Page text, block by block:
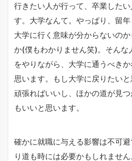
行きたい人が行って、卒業した
す。大学なんて。やっぱり、留
大学に行く意味が分からないの
か(僕もわかりません笑)。そんな
をやりながら、大学に通うべき
思います。もし大学に戻りたい
頑張ればいいし、ほかの道が見
もいいと思います。
確かに就職に与える影響は不可
り道も時には必要かもしれません